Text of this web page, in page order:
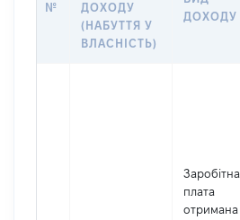
№
ДОХОДУ
(НАБУТТЯ У
ВЛАСНІСТЬ)
ДОХОДУ
Заробітна
плата
отримана